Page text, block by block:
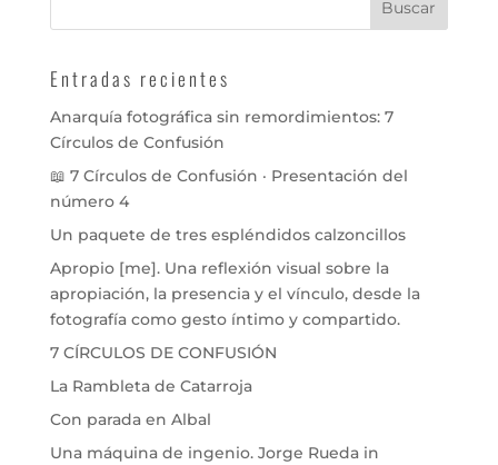
Entradas recientes
Anarquía fotográfica sin remordimientos: 7
Círculos de Confusión
📖 7 Círculos de Confusión · Presentación del
número 4
Un paquete de tres espléndidos calzoncillos
Apropio [me]. Una reflexión visual sobre la
apropiación, la presencia y el vínculo, desde la
fotografía como gesto íntimo y compartido.
7 CÍRCULOS DE CONFUSIÓN
La Rambleta de Catarroja
Con parada en Albal
Una máquina de ingenio. Jorge Rueda in